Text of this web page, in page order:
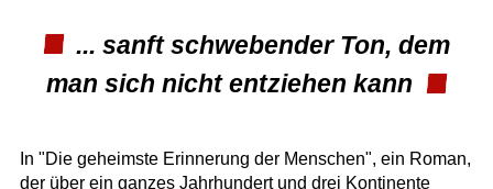
... sanft schwebender Ton, dem
man sich nicht entziehen kann
In "Die geheimste Erinnerung der Menschen", ein Roman,
der über ein ganzes Jahrhundert und drei Kontinente